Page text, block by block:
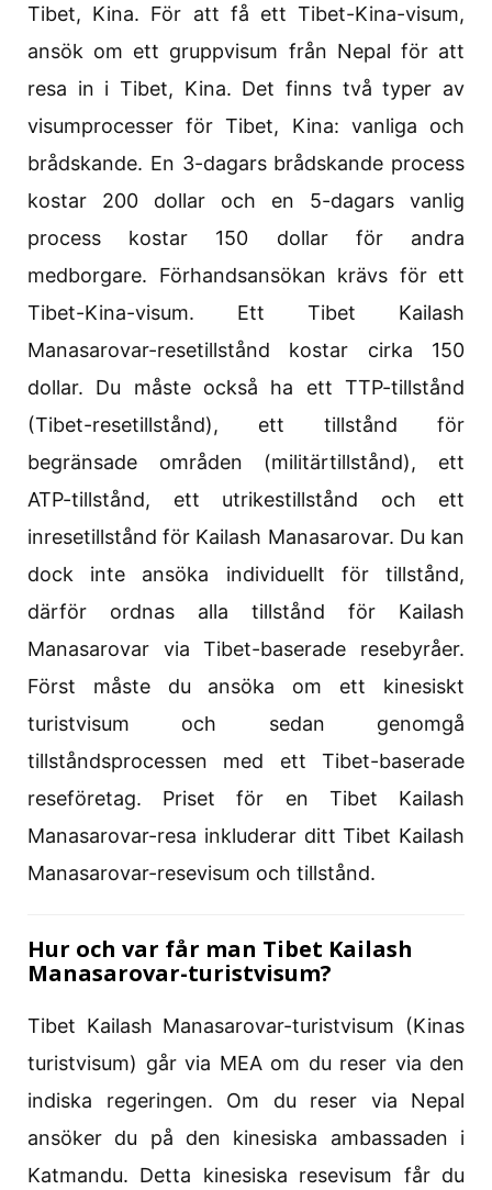
Tibet, Kina. För att få ett Tibet-Kina-visum,
ansök om ett gruppvisum från Nepal för att
resa in i Tibet, Kina. Det finns två typer av
visumprocesser för Tibet, Kina: vanliga och
brådskande. En 3-dagars brådskande process
kostar 200 dollar och en 5-dagars vanlig
process kostar 150 dollar för andra
medborgare. Förhandsansökan krävs för ett
Tibet-Kina-visum. Ett Tibet Kailash
Manasarovar-resetillstånd kostar cirka 150
dollar. Du måste också ha ett TTP-tillstånd
(Tibet-resetillstånd), ett tillstånd för
begränsade områden (militärtillstånd), ett
ATP-tillstånd, ett utrikestillstånd och ett
inresetillstånd för Kailash Manasarovar. Du kan
dock inte ansöka individuellt för tillstånd,
därför ordnas alla tillstånd för Kailash
Manasarovar via Tibet-baserade resebyråer.
Först måste du ansöka om ett kinesiskt
turistvisum och sedan genomgå
tillståndsprocessen med ett Tibet-baserade
reseföretag. Priset för en Tibet Kailash
Manasarovar-resa inkluderar ditt Tibet Kailash
Manasarovar-resevisum och tillstånd.
Hur och var får man Tibet Kailash
Manasarovar-turistvisum?
Tibet Kailash Manasarovar-turistvisum (Kinas
turistvisum) går via MEA om du reser via den
indiska regeringen. Om du reser via Nepal
ansöker du på den kinesiska ambassaden i
Katmandu. Detta kinesiska resevisum får du